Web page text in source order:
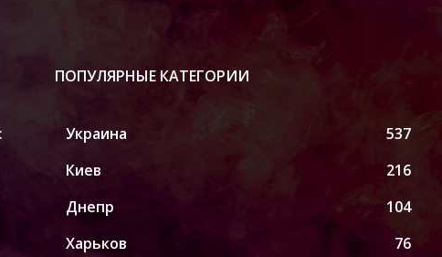
ПОПУЛЯРНЫЕ КАТЕГОРИИ
Украина
537
Киев
216
Днепр
104
Харьков
76